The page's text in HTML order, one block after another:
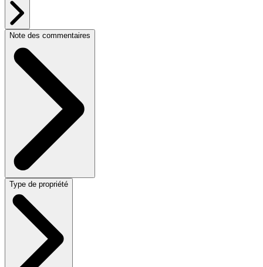
Note des commentaires
Type de propriété